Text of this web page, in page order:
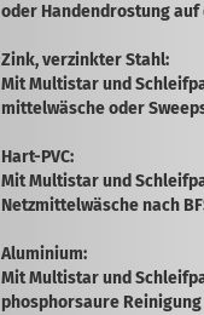
oder Hand­­endrostung
Zink, verzinkter Stahl:
Mit Multistar und
mittelwäsche oder
Hart-PVC:
Mit Multistar und
Netzmittelwäsche nach
Aluminium:
Mit Multistar und
phosphorsaure